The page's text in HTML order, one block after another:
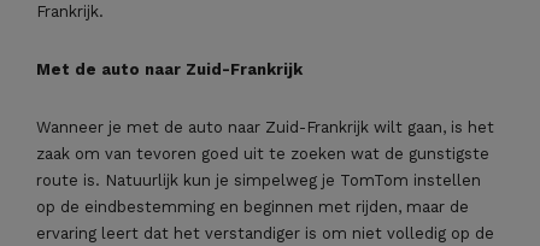
Frankrijk.
Met de auto naar Zuid-Frankrijk
Wanneer je met de auto naar Zuid-Frankrijk wilt gaan, is het
zaak om van tevoren goed uit te zoeken wat de gunstigste
route is. Natuurlijk kun je simpelweg je TomTom instellen
op de eindbestemming en beginnen met rijden, maar de
ervaring leert dat het verstandiger is om niet volledig op de